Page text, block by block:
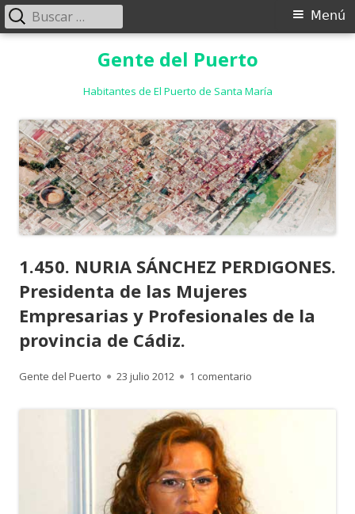
Gente del Puerto
Habitantes de El Puerto de Santa María
Menú
Menú
Buscar:
1.450. NURIA SÁNCHEZ PERDIGONES.
Presidenta de las Mujeres
Empresarias y Profesionales de la
provincia de Cádiz.
Autor
Gente del Puerto
Publicado
23 julio 2012 1 comentario